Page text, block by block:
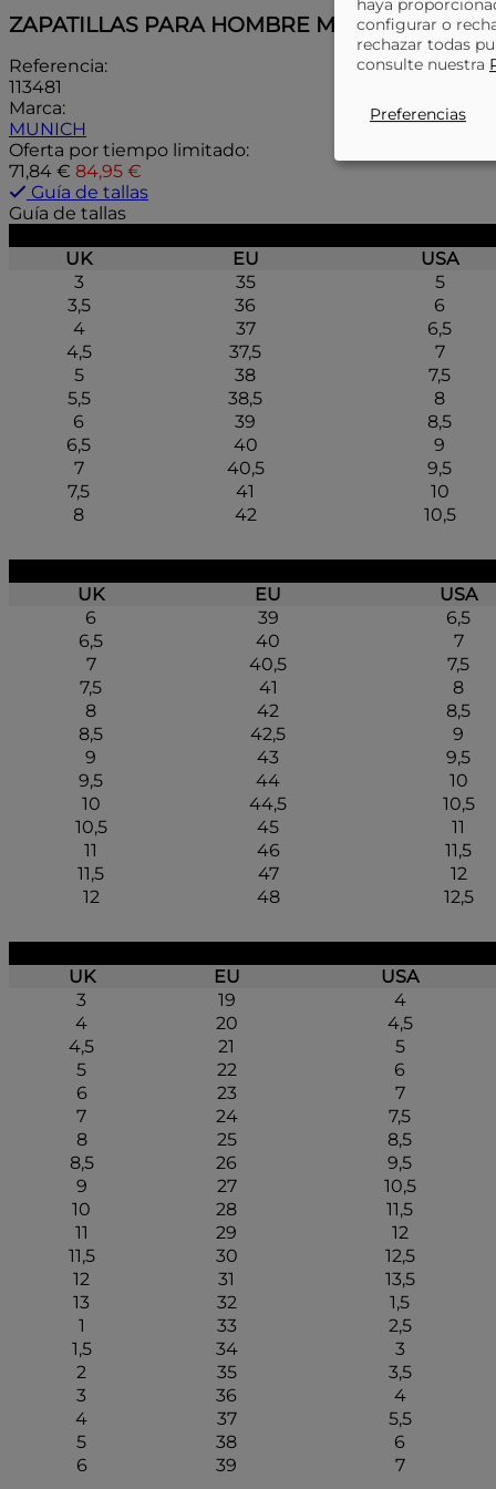
ZAPATILLAS PARA HOMBRE MUNICH KAVA
Referencia:
113481
Marca:
MUNICH
Oferta por tiempo limitado:
71,84 € 84,95 €
Guía de tallas
Guía de tallas
UK
EU USA
3
35 5
3,5
36 6
4
37 6,5
4,5
37,5 7
5
38 7,5
5,5
38,5 8
6
39 8,5
6,5
40 9
7
40,5 9,5
7,5
41 10
8
42 10,5
UK
EU USA
6
39 6,5
6,5
40 7
7
40,5 7,5
7,5
41 8
8
42 8,5
8,5
42,5 9
9
43 9,5
9,5
44 10
10
44,5 10,5
10,5
45 11
11
46 11,5
11,5
47 12
12
48 12,5
UK
EU USA
3
19 4
4
20 4,5
4,5
21 5
5
22 6
6
23 7
7
24 7,5
8
25 8,5
8,5
26 9,5
9
27 10,5
10
28 11,5
11
29 12
11,5
30 12,5
12
31 13,5
13
32 1,5
1
33 2,5
1,5
34 3
2
35 3,5
3
36 4
4
37 5,5
5
38 6
6
39 7
haya
configurar o
rechazar todas
consulte nuestra
Preferencias